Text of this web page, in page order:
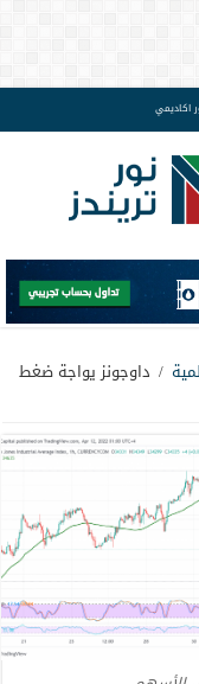
اكاديمي
/ داوجونز يواجة ضغط